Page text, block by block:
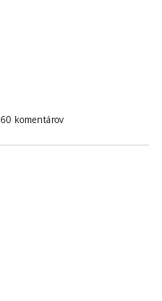
60 komentárov